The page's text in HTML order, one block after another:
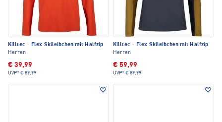
Killtec · Flex Skileibchen mit Halfzip
Herren
€ 39,99
UVP* € 89,99
Killtec · Flex Skileibchen mit Halfzip
Herren
€ 59,99
UVP* € 89,99